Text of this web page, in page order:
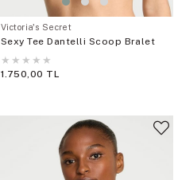
Victoria's Secret
Sexy Tee Dantelli Scoop Bralet
★ ★ ★ ★ ★
1.750,00 TL